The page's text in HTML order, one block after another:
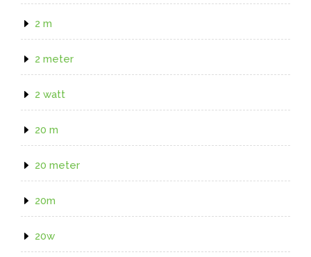
2 m
2 meter
2 watt
20 m
20 meter
20m
20w